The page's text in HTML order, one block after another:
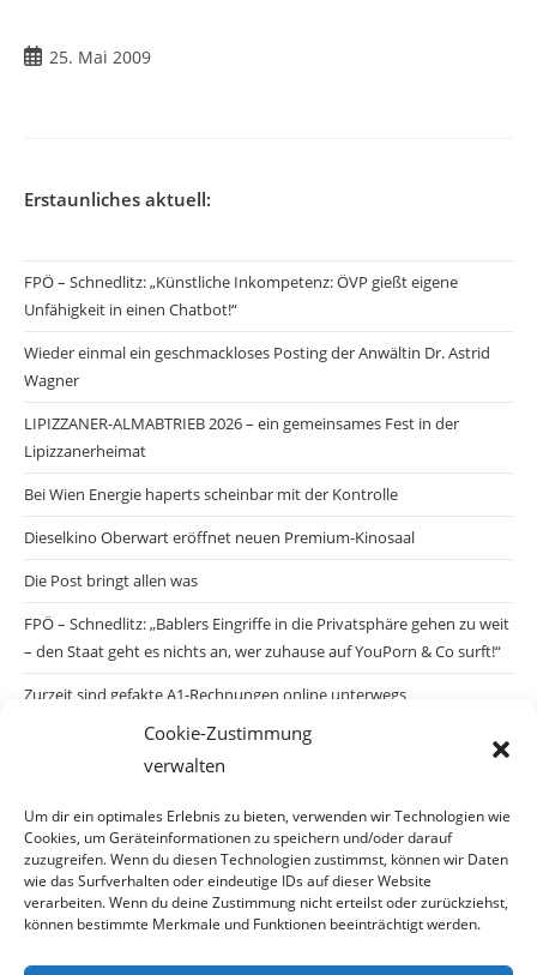
Cookie-Zustimmung
verwalten
Um dir ein optimales Erlebnis zu bieten, verwenden wir Technologien wie
Cookies, um Geräteinformationen zu speichern und/oder darauf
zuzugreifen. Wenn du diesen Technologien zustimmst, können wir Daten
wie das Surfverhalten oder eindeutige IDs auf dieser Website
verarbeiten. Wenn du deine Zustimmung nicht erteilst oder zurückziehst,
können bestimmte Merkmale und Funktionen beeinträchtigt werden.
Beitrag
25. Mai 2009
Erstaunliches aktuell:
FPÖ – Schnedlitz: „Künstliche Inkompetenz: ÖVP gießt eigene
Unfähigkeit in einen Chatbot!“
Wieder einmal ein geschmackloses Posting der Anwältin Dr. Astrid
Wagner
LIPIZZANER-ALMABTRIEB 2026 – ein gemeinsames Fest in der
Lipizzanerheimat
Bei Wien Energie haperts scheinbar mit der Kontrolle
Dieselkino Oberwart eröffnet neuen Premium-Kinosaal
Die Post bringt allen was
FPÖ – Schnedlitz: „Bablers Eingriffe in die Privatsphäre gehen zu weit
– den Staat geht es nichts an, wer zuhause auf YouPorn & Co surft!“
Zurzeit sind gefakte A1-Rechnungen online unterwegs
Salzburgs Juden und ihre Sicherheit: „Erst nach einem Anschlag wäre
die Gefahr endlich konkret!“
Biologisches Wunder in Ceuta
Ein vermeintliches Abschiebemärchen
Archiv